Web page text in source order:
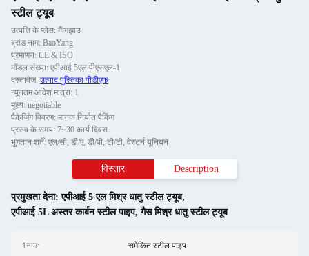
स्टील ट्यूब
उत्पत्ति के प्लेस: कैंगझाउ
ब्रांड नाम: BaoYang
प्रमाणन: CE & ISO
मॉडल संख्या: एपीआई 5एल पीएसएल-1
दस्तावेज: उत्पाद पुस्तिका पीडीएफ
न्यूनतम आदेश मात्रा: 1
मूल्य: negotiable
पैकेजिंग विवरण: मानक निर्यात पैकिंग
प्रसव के समय: 7~30 कार्य दिवस
भुगतान शर्तें: एल/सी, डी/ए, डी/पी, टी/टी, वेस्टर्न यूनियन
विस्तार Description
प्रमुखता देना:एपीआई 5 एल मिश्र धातु स्टील ट्यूब,
एपीआई 5L अस्तर कार्बन स्टील पाइप,गैस मिश्र धातु स्टील ट्यूब
1नाम: समेकित स्टील पाइप